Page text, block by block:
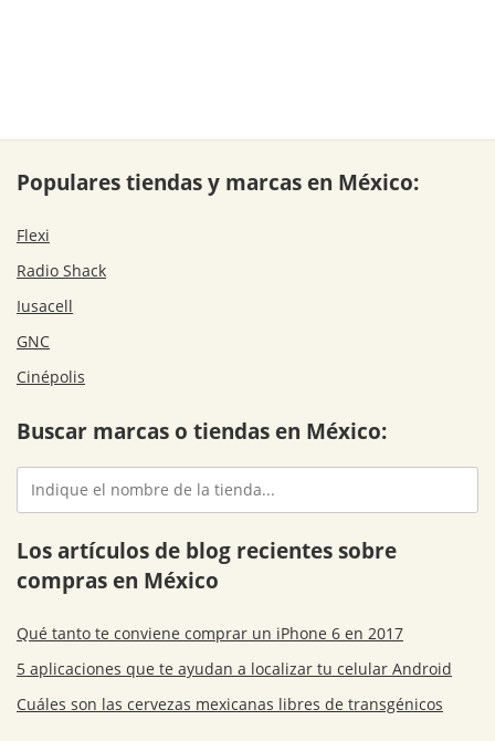
Populares tiendas y marcas en México:
Flexi
Radio Shack
Iusacell
GNC
Cinépolis
Buscar marcas o tiendas en México:
Los artículos de blog recientes sobre
compras en México
Qué tanto te conviene comprar un iPhone 6 en 2017
5 aplicaciones que te ayudan a localizar tu celular Android
Cuáles son las cervezas mexicanas libres de transgénicos